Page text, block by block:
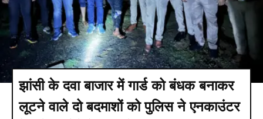
झांसी के दवा बाजार में गार्ड को बंधक बनाकर
लूटने वाले दो बदमाशों को पुलिस ने एनकाउंटर